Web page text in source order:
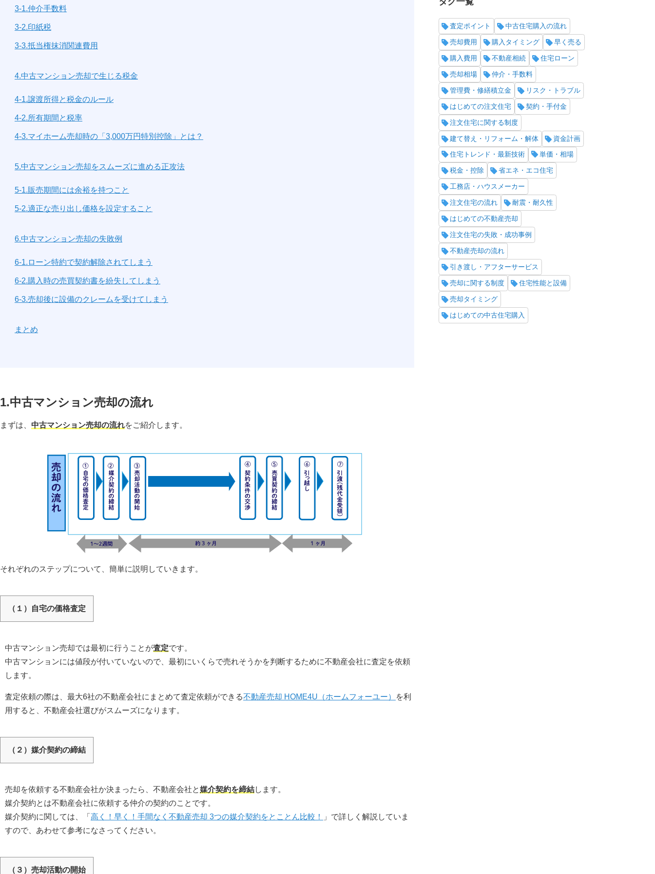
3-1.仲介手数料
3-2.印紙税
3-3.抵当権抹消関連費用
4.中古マンション売却で生じる税金
4-1.譲渡所得と税金のルール
4-2.所有期間と税率
4-3.マイホーム売却時の「3,000万円特別控除」とは？
5.中古マンション売却をスムーズに進める正攻法
5-1.販売期間には余裕を持つこと
5-2.適正な売り出し価格を設定すること
6.中古マンション売却の失敗例
6-1.ローン特約で契約解除されてしまう
6-2.購入時の売買契約書を紛失してしまう
6-3.売却後に設備のクレームを受けてしまう
まとめ
1.中古マンション売却の流れ
まずは、 中古マンション売却の流れをご紹介します。
それぞれのステップについて、簡単に説明していきます。
（１）自宅の価格査定
中古マンション売却では最初に行うことが査定です。
中古マンションには値段が付いていないので、最初にいくらで売れそうかを判断するために不動産会社に査定を依頼
します。
査定依頼の際は、最大6社の不動産会社にまとめて査定依頼ができる不動産売却 HOME4U（ホームフォーユー）
を利
用すると、不動産会社選びがスムーズになります。
（２）媒介契約の締結
売却を依頼する不動産会社か決まったら、不動産会社と媒介契約を締結します。
媒介契約とは不動産会社に依頼する仲介の契約のことです。
媒介契約に関しては、「 高く！早く！手間なく不動産売却 3つの媒介契約をとことん比較！
」で詳しく解説していま
すので、あわせて参考になさってください。
（３）売却活動の開始
査定ポイント 中古住宅購入の流れ
売却費用 購入タイミング 早く売る
購入費用 不動産相続 住宅ローン
売却相場 仲介・手数料
管理費・修繕積立金 リスク・トラブル
はじめての注文住宅 契約・手付金
注文住宅に関する制度
建て替え・リフォーム・解体 資金計画
住宅トレンド・最新技術 単価・相場
税金・控除 省エネ・エコ住宅
工務店・ハウスメーカー
注文住宅の流れ 耐震・耐久性
はじめての不動産売却
注文住宅の失敗・成功事例
不動産売却の流れ
引き渡し・アフターサービス
売却に関する制度 住宅性能と設備
売却タイミング
はじめての中古住宅購入